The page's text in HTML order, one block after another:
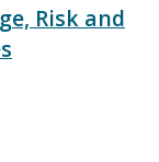
Risk and